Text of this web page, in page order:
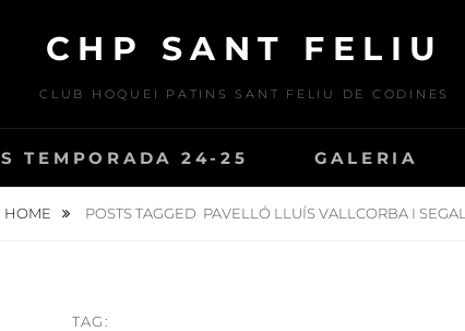
CHP SANT FELIU
CLUB HOQUEI PATINS SANT FELIU DE CODINES
TEMPORADA 24-25 GALERIA
HOME POSTS TAGGED PAVELLÓ LLUÍS VALLCORBA I
TAG: